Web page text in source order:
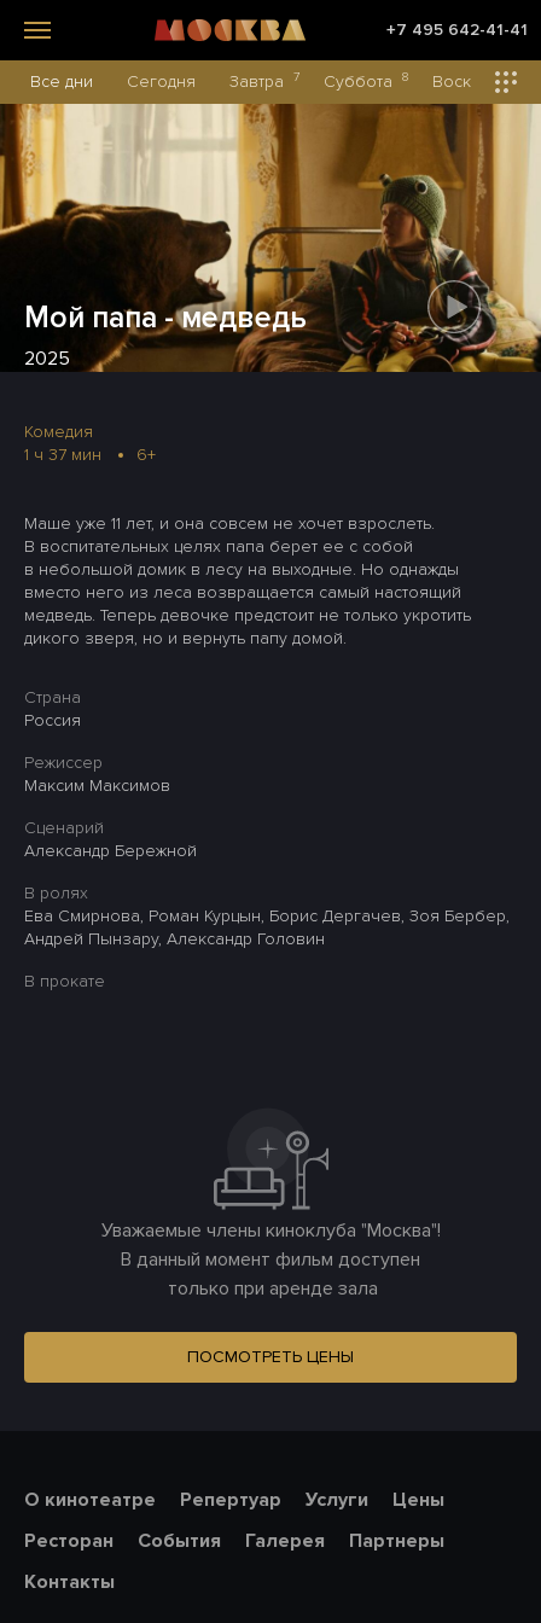
+7 495 642-41-41
Все дни Сегодня Завтра 7 Суббота 8 Воскресенье
Мой папа - медведь
2025
Уважаемые члены киноклуба "Москва"!
В данный момент фильм доступен
только при аренде зала
ПОСМОТРЕТЬ ЦЕНЫ
Комедия
1 ч 37 мин
6+
Маше уже 11 лет, и она совсем не хочет взрослеть.
В воспитательных целях папа берет ее с собой
в небольшой домик в лесу на выходные. Но однажды
вместо него из леса возвращается самый настоящий
медведь. Теперь девочке предстоит не только укротить
дикого зверя, но и вернуть папу домой.
Страна
Россия
Режиссер
Максим Максимов
Сценарий
Александр Бережной
В ролях
Ева Смирнова, Роман Курцын, Борис Дергачев, Зоя Бербер,
Андрей Пынзару, Александр Головин
В прокате
О кинотеатре Репертуар Услуги
Цены
Ресторан
События Галерея
Партнеры
Контакты